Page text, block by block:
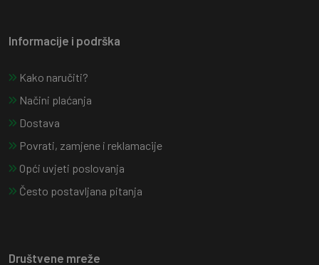
Informacije i podrška
Kako naručiti?
Načini plaćanja
Dostava
Povrati, zamjene i reklamacije
Opći uvjeti poslovanja
Često postavljana pitanja
Društvene mreže